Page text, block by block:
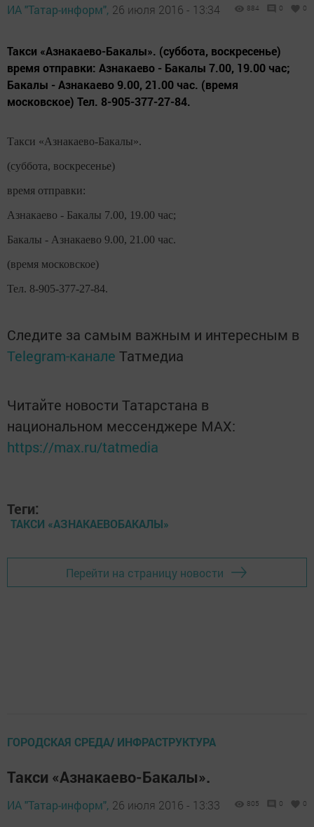
ИА "Татар-информ", 26 июля 2016 - 13:34 884 0 0
Такси «Азнакаево-Бакалы». (суббота, воскресенье)
время отправки: Азнакаево - Бакалы 7.00, 19.00 час;
Бакалы - Азнакаево 9.00, 21.00 час. (время
московское) Тел. 8-905-377-27-84.
Такси «Азнакаево-Бакалы».
(суббота, воскресенье)
время отправки:
Азнакаево - Бакалы 7.00, 19.00 час;
Бакалы - Азнакаево 9.00, 21.00 час.
(время московское)
Тел. 8-905-377-27-84.
Следите за самым важным и интересным в
Telegram-канале Татмедиа
Читайте новости Татарстана в
национальном мессенджере MАХ:
https://max.ru/tatmedia
Теги:
ТАКСИ «АЗНАКАЕВОБАКАЛЫ»
Перейти на страницу новости
ГОРОДСКАЯ СРЕДА/ ИНФРАСТРУКТУРА
Такси «Азнакаево-Бакалы».
ИА "Татар-информ", 26 июля 2016 - 13:33 805 0 0